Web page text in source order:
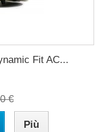
Fit AC...
€
Più